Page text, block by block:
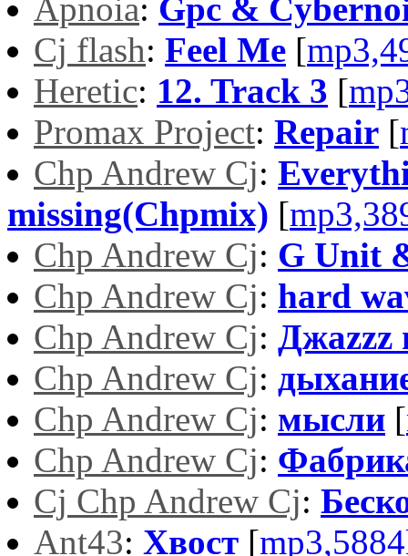
Apnoia: Gpc &
Cj flash: Feel Me [
Heretic: 12. Track 3 [
Promax Project: Repair [
Chp Andrew Cj:
missing(Chpmix) [
Chp Andrew Cj: G Unit
Chp Andrew Cj: hard
Chp Andrew Cj: Джаzzz
Chp Andrew Cj:
Chp Andrew Cj: мысли [
Chp Andrew Cj:
Cj Chp Andrew Cj:
Ant43: Хвост [